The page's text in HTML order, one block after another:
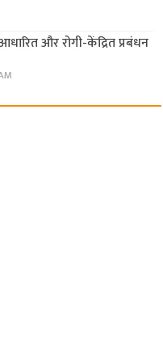
और रोगी-केंद्रित प्रबंधन